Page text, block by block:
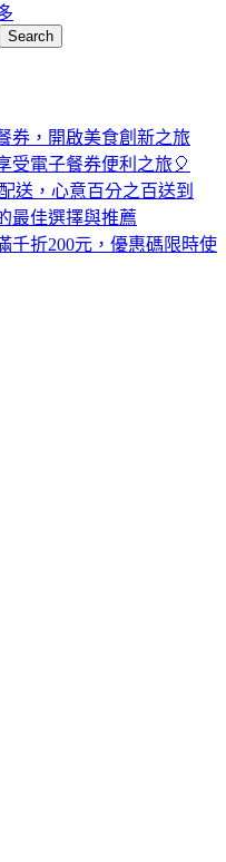
券，開啟美食創新之旅
受電子餐券便利之旅🎈
送，心意百分之百送到
最佳選擇與推薦
千折200元，優惠碼限時使